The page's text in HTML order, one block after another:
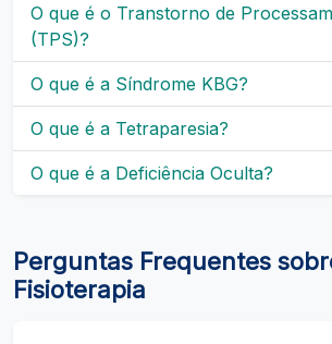
O que é o Transtorno de
(TPS)?
O que é a Síndrome KBG?
O que é a Tetraparesia?
O que é a Deficiência Oculta?
Perguntas Frequentes
Fisioterapia